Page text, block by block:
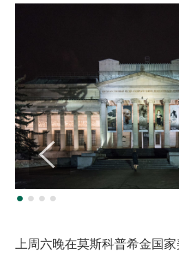
上周六晚在莫斯科普希金国